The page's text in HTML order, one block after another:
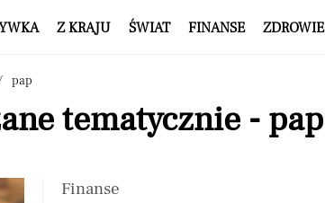
Z KRAJU ŚWIAT FINANSE ZDROWIE
pap
tematycznie - pap
Finanse